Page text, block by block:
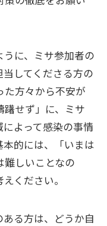
に、ミサ参加者の
してくださる方の
た方々から不安が
せず」に、ミサ
よって感染の事情
的には、「いまは
難しいことなの
ください。
る方は、どうか自